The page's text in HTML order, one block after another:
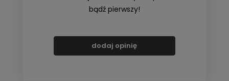
bądź pierwszy!
dodaj opinię